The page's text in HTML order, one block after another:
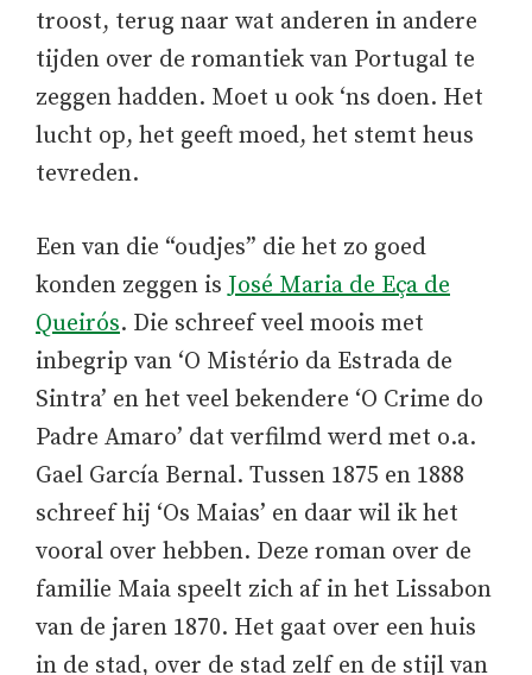
troost, terug naar wat anderen in andere
tijden over de romantiek van Portugal te
zeggen hadden. Moet u ook ‘ns doen. Het
lucht op, het geeft moed, het stemt heus
tevreden.
Een van die “oudjes” die het zo goed
konden zeggen isJosé Maria de Eça de
Queirós. Die schreef veel moois met
inbegrip van ‘O Mistério da Estrada de
Sintra’ en het veel bekendere ‘O Crime do
Padre Amaro’ dat verfilmd werd met o.a.
Gael García Bernal. Tussen 1875 en 1888
schreef hij ‘Os Maias’ en daar wil ik het
vooral over hebben. Deze roman over de
familie Maia speelt zich af in het Lissabon
van de jaren 1870. Het gaat over een huis
in de stad, over de stad zelf en de stijl van